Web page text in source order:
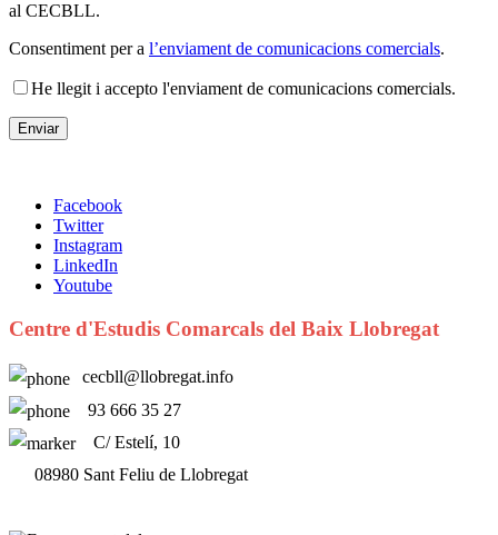
al CECBLL.
Consentiment per a l’enviament de comunicacions comercials.
He llegit i accepto l'enviament de comunicacions comercials.
Facebook
Twitter
Instagram
LinkedIn
Youtube
Centre d'Estudis Comarcals del Baix Llobregat
cecbll@llobregat.info
93 666 35 27
C/ Estelí, 10
08980 Sant Feliu de Llobregat